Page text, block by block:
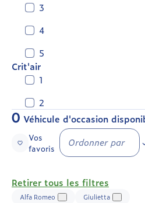
3
4
5
Crit'air
1
2
0 Véhicule d'occasion
Vos
favoris
Retirer tous les filtres
Alfa Romeo Giulietta